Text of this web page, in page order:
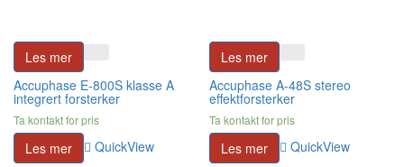
Les mer
Accuphase E-800S klasse A
integrert forsterker
Ta kontakt for pris
Les mer QuickView
Les mer
Accuphase A-48S stereo
effektforsterker
Ta kontakt for pris
Les mer QuickView